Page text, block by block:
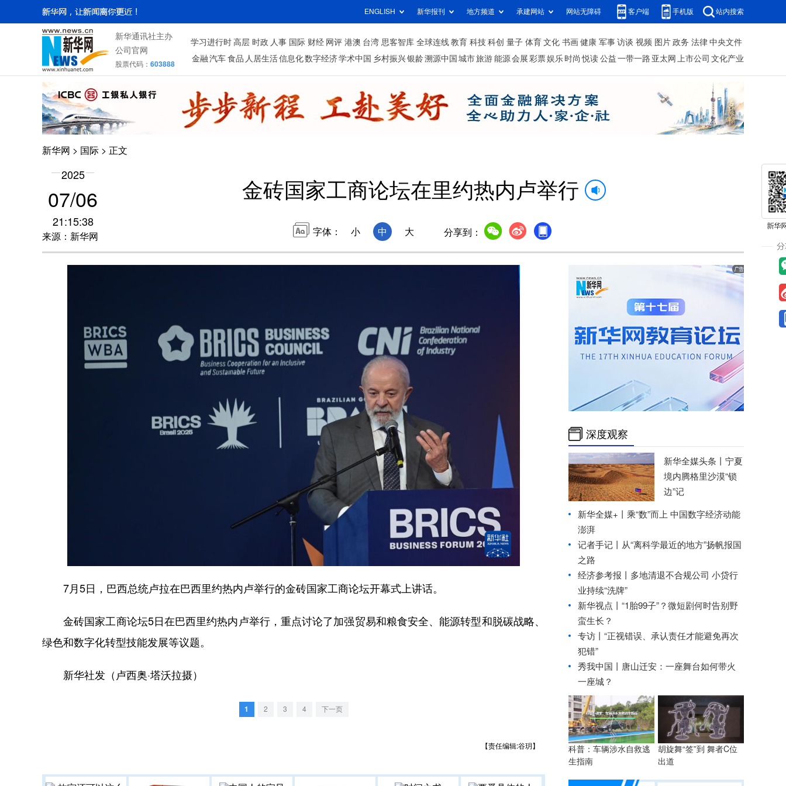
ENGLISH 新华报刊 地方频道 承建网站 网站无障碍 客户端 手机版 站内搜索
新华通讯社主办
公司官网
股票代码： 603888
学习进行时 高层 时政 人事 国际 财经 网评 港澳 台湾 思客智库 全球连线 教育 科技 科创 量子 体育 文化 书画 健康 军事 访谈 视频 图片 政务 法律 中央文件
金融 汽车 食品 人居生活信息化数字经济学术中国 乡村振兴银龄溯源中国 城市旅游 能源 会展 彩票娱乐 时尚 悦读 公益 一带一路 亚太网 上市公司 文化产业
新华网 > 国际 > 正文
2025
07/06
21:15:38
来源：新华网
金砖国家工商论坛在里约热内卢举行
字体： 小 中 大 分享到：
7月5日，巴西总统卢拉在巴西里约热内卢举行的金砖国家工商论坛开幕式上讲话。
金砖国家工商论坛5日在巴西里约热内卢举行，重点讨论了加强贸易和粮食安全、能源转型和脱碳战略、
绿色和数字化转型技能发展等议题。
新华社发（卢西奥·塔沃拉摄）
1 2 3 4 下一页
【责任编辑:谷玥】
深度观察
新华全媒头条丨 宁夏
境内腾格里沙漠“锁
边”记
新华全媒+丨 乘“数”而上 中国数字经济动能
澎湃
记者手记丨从“离科学最近的地方”扬帆报国
之路
经济参考报丨 多地清退不合规公司 小贷行
业持续“洗牌”
新华视点丨 “1胎99子”？微短剧何时告别野
蛮生长？
专访丨“正视错误、承认责任才能避免再次
犯错”
秀我中国丨
唐山迁安：一座舞台如何带火
一座城？
科普：车辆涉水自救逃
生指南
胡旋舞“签”到 舞者C位
出道